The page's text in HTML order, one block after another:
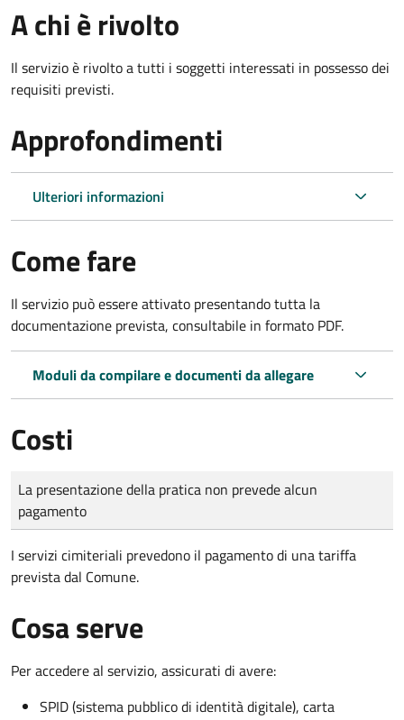
A chi è rivolto
Il servizio è rivolto a tutti i soggetti interessati in possesso dei
requisiti previsti.
Approfondimenti
Ulteriori informazioni
Come fare
Il servizio può essere attivato presentando tutta la
documentazione prevista, consultabile in formato PDF.
Moduli da compilare e documenti da allegare
Costi
Tipo di pagamento
Importo
La presentazione della pratica non prevede alcun
pagamento
I servizi cimiteriali prevedono il pagamento di una tariffa
prevista dal Comune.
Cosa serve
Per accedere al servizio, assicurati di avere:
SPID (sistema pubblico di identità digitale), carta